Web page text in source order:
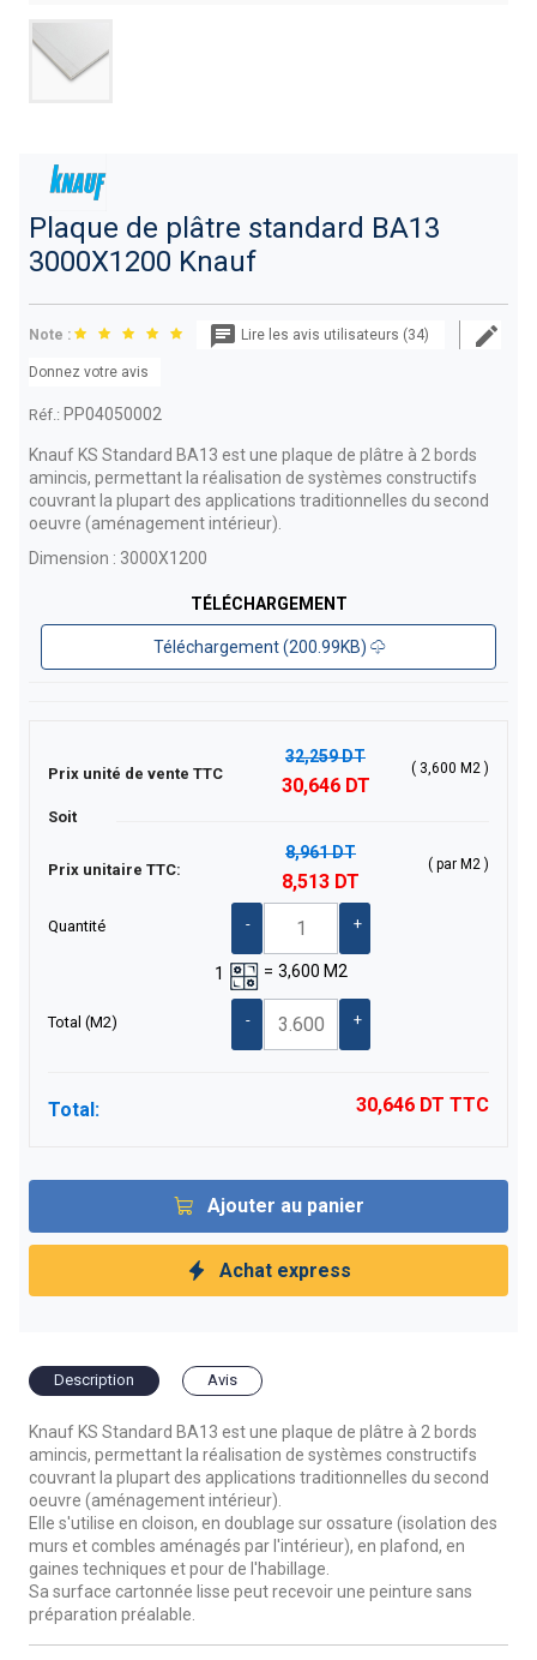
Plaque de plâtre standard BA13
3000X1200 Knauf
Note : Lire les avis utilisateurs (34)
Donnez votre avis
Réf.: PP04050002
Knauf KS Standard BA13 est une plaque de plâtre à 2 bords
amincis, permettant la réalisation de systèmes constructifs
couvrant la plupart des applications traditionnelles du second
oeuvre (aménagement intérieur).
Dimension : 3000X1200
TÉLÉCHARGEMENT
Téléchargement (200.99KB)
Prix unité de vente TTC
32,259 DT
30,646 DT
( 3,600 M2 )
Soit
Prix unitaire TTC:
8,961 DT
8,513 DT
( par M2 )
Quantité - +
1 = 3,600 M2
Total (M2) - +
Total: 30,646 DT TTC
Ajouter au panier
Achat express
Description Avis
Knauf KS Standard BA13 est une plaque de plâtre à 2 bords
amincis, permettant la réalisation de systèmes constructifs
couvrant la plupart des applications traditionnelles du second
oeuvre (aménagement intérieur).
Elle s'utilise en cloison, en doublage sur ossature (isolation des
murs et combles aménagés par l'intérieur), en plafond, en
gaines techniques et pour de l'habillage.
Sa surface cartonnée lisse peut recevoir une peinture sans
préparation préalable.